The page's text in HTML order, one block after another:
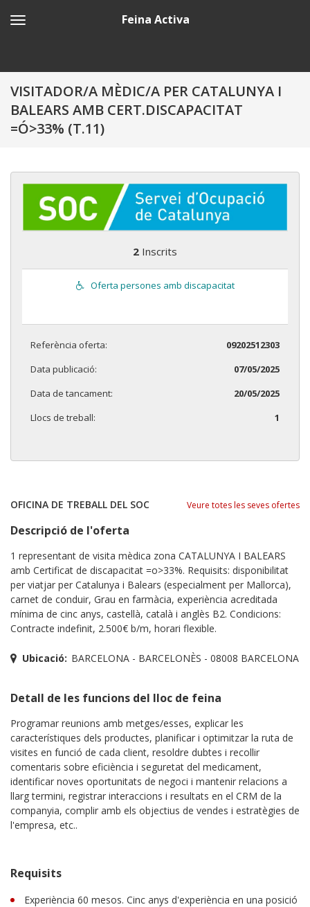
Feina Activa
VISITADOR/A MÈDIC/A PER CATALUNYA I
BALEARS AMB CERT.DISCAPACITAT
=Ó>33% (T.11)
2 Inscrits
Oferta persones amb discapacitat
Referència oferta:
09202512303
Data publicació:
07/05/2025
Data de tancament:
20/05/2025
Llocs de treball:
1
OFICINA DE TREBALL DEL SOC Veure totes les seves ofertes
Descripció de l'oferta
1 representant de visita mèdica zona CATALUNYA I BALEARS
amb Certificat de discapacitat =o>33%. Requisits: disponibilitat
per viatjar per Catalunya i Balears (especialment per Mallorca),
carnet de conduir, Grau en farmàcia, experiència acreditada
mínima de cinc anys, castellà, català i anglès B2. Condicions:
Contracte indefinit, 2.500€ b/m, horari flexible.
Ubicació: BARCELONA - BARCELONÈS - 08008 BARCELONA
Detall de les funcions del lloc de feina
Programar reunions amb metges/esses, explicar les
característiques dels productes, planificar i optimitzar la ruta de
visites en funció de cada client, resoldre dubtes i recollir
comentaris sobre eficiència i seguretat del medicament,
identificar noves oportunitats de negoci i mantenir relacions a
llarg termini, registrar interaccions i resultats en el CRM de la
companyia, complir amb els objectius de vendes i estratègies de
l'empresa, etc..
Requisits
Experiència 60 mesos. Cinc anys d'experiència en una posició